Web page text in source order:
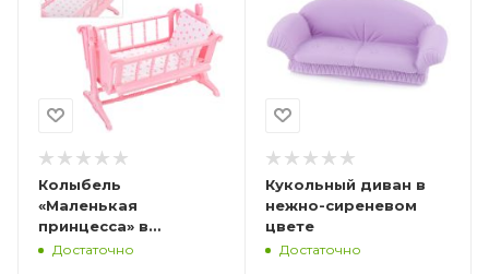
Колыбель
«Маленькая
принцесса» в
розовом цвете
Достаточно
Кукольный диван в
нежно-сиреневом
цвете
Достаточно